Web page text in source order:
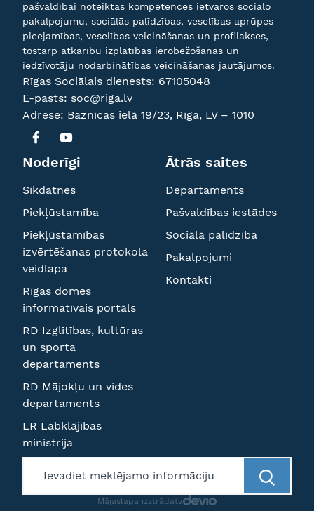
pašvaldībai noteiktās kompetences ietvaros sociālo
pakalpojumu, sociālās palīdzības, veselības aprūpes
pieejamības, veselības veicināšanas un profilakses,
tostarp atkarību izplatības ierobežošanas un
iedzīvotāju nodarbinātības veicināšanas jautājumos.
Rīgas Sociālais dienests: 67105048
E-pasts: soc@riga.lv
Adrese: Baznīcas ielā 19/23, Rīga, LV – 1010
Noderīgi
Sīkdatnes
Piekļūstamība
Piekļūstamības
izvērtēšanas protokola
veidlapa
Rīgas domes
informatīvais portāls
RD Izglītības, kultūras
un sporta
departaments
RD Mājokļu un vides
departaments
LR Labklājības
ministrija
Ātrās saites
Departaments
Pašvaldības iestādes
Sociālā palīdzība
Pakalpojumi
Kontakti
Mājaslapa izstrādata